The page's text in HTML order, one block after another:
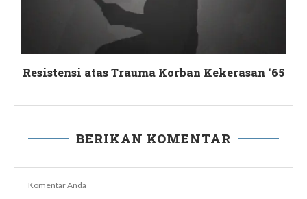
Resistensi atas Trauma Korban Kekerasan ‘65
BERIKAN KOMENTAR